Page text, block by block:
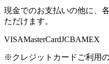
現金でのお支払いの他に、
ただけます。
VISAMasterCardJCBAMEX
※クレジットカードご利用